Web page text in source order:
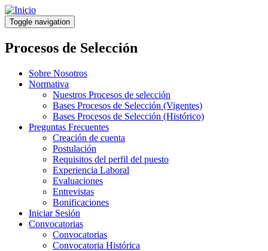
Pasar
al
contenido
principal
Toggle navigation
Procesos de Selección
Sobre Nosotros
Normativa
Nuestros Procesos de selección
Bases Procesos de Selección (Vigentes)
Bases Procesos de Selección (Histórico)
Preguntas Frecuentes
Creación de cuenta
Postulación
Requisitos del perfil del puesto
Experiencia Laboral
Evaluaciones
Entrevistas
Bonificaciones
Iniciar Sesión
Convocatorias
Convocatorias
Convocatoria Histórica